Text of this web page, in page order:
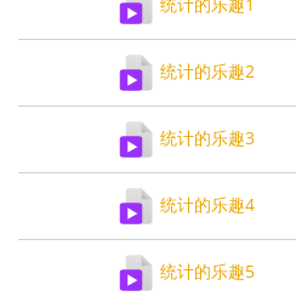
统计的乐趣2
统计的乐趣3
统计的乐趣4
统计的乐趣5